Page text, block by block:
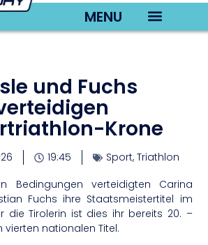
MENU
und Fuchs
Krone
19:45 Sport, Triathlon
Bedingungen verteidigten Carina
Fuchs ihre Staatsmeistertitel im
die Tirolerin ist dies ihr bereits 20. –
vierten nationalen Titel.